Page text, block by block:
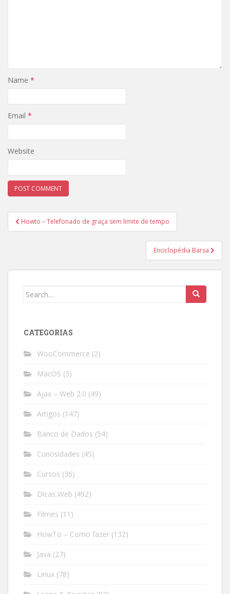
Name *
Email *
Website
Post
navigation
Howto – Telefonado de graça sem limite de tempo
Enciclopédia Barsa
Search
CATEGORIAS
WooCommerce (2)
MacOS (3)
Ajax – Web 2.0 (49)
Artigos (147)
Banco de Dados (54)
Curiosidades (45)
Cursos (36)
Dicas Web (492)
Filmes (11)
HowTo – Como fazer (132)
Java (27)
Linux (78)